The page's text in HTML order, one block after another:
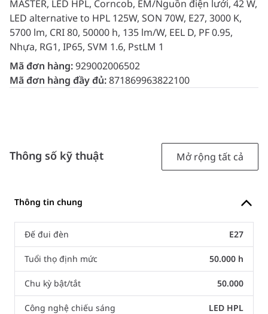
MASTER, LED HPL, Corncob, EM/Nguồn điện lưới, 42 W,
LED alternative to HPL 125W, SON 70W, E27, 3000 K,
5700 lm, CRI 80, 50000 h, 135 lm/W, EEL D, PF 0.95,
Nhựa, RG1, IP65, SVM 1.6, PstLM 1
Mã đơn hàng:929002006502
Mã đơn hàng đầy đủ:871869963822100
Thông số kỹ thuật Mở rộng tất cả
Thông tin chung
Đế đui đèn E27
Tuổi thọ định mức 50.000 h
Chu kỳ bật/tắt 50.000
Công nghệ chiếu sáng LED HPL